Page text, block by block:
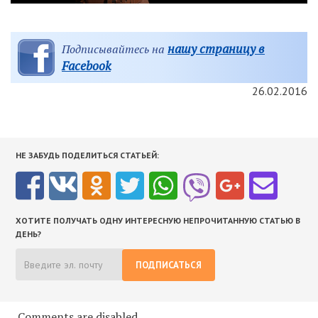
Подписывайтесь на нашу страницу в
Facebook
26.02.2016
НЕ ЗАБУДЬ ПОДЕЛИТЬСЯ СТАТЬЕЙ:
ХОТИТЕ ПОЛУЧАТЬ ОДНУ ИНТЕРЕСНУЮ НЕПРОЧИТАННУЮ СТАТЬЮ В
ДЕНЬ?
ПОДПИСАТЬСЯ